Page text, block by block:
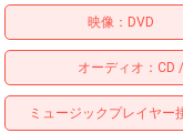
映像 DVD
オーディオ CD
ミュージックプレイヤー